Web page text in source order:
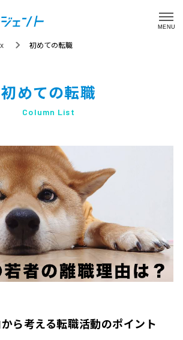
MENU
初めての転職
初めての転職
Column List
ら考える転職活動のポイント